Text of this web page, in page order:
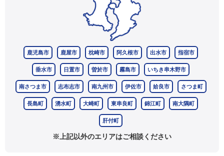
鹿児島市 鹿屋市 枕崎市 阿久根市 出水市 指宿市
垂水市 日置市 曽於市 霧島市 いちき串木野市
南さつま市 志布志市 南九州市 伊佐市 姶良市 さつま町
長島町 湧水町 大崎町 東串良町 錦江町 南大隅町
肝付町
※上記以外のエリアはご相談ください